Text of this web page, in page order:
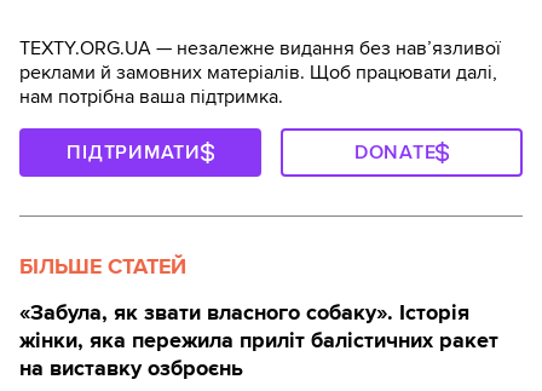
TEXTY.ORG.UA — незалежне видання без навʼязливої
реклами й замовних матеріалів. Щоб працювати далі,
нам потрібна ваша підтримка.
ПІДТРИМАТИ DONATE
БІЛЬШЕ СТАТЕЙ
«Забула, як звати власного собаку». Історія
жінки, яка пережила приліт балістичних ракет
на виставку озброєнь